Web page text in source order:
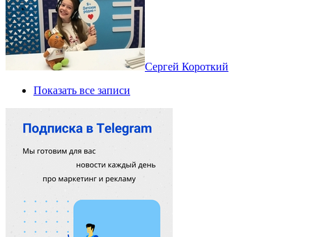
Сергей Короткий
Показать все записи